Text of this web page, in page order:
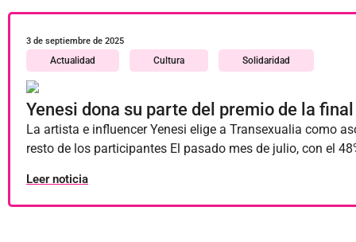
3 de septiembre de 2025
Actualidad Cultura Solidaridad
Yenesi dona su parte del premio de la
La artista e influencer Yenesi elige a Transexualia como
resto de los participantes El pasado mes de julio, con el
Leer noticia